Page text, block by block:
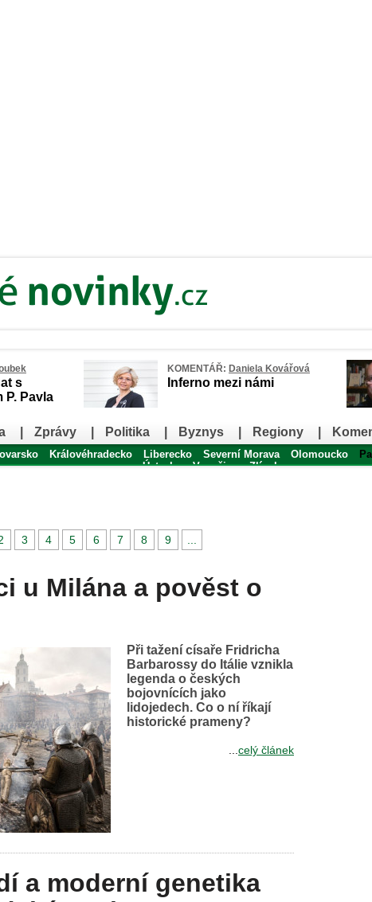
s
P. Pavla
KOMENTÁŘ: Daniela Kovářová
Inferno mezi námi
Zprávy Politika Byznys Regiony
Královéhradecko Liberecko Severní Morava Olomoucko
Ústecko
Vysočina Zlínsko
3 4 5 6 7 8 9
u Milána a pověst o
Při tažení císaře Fridricha
Barbarossy do Itálie vznikla
legenda o českých
bojovnících jako
lidojedech. Co o ní říkají
historické prameny?
...celý článek
a moderní genetika